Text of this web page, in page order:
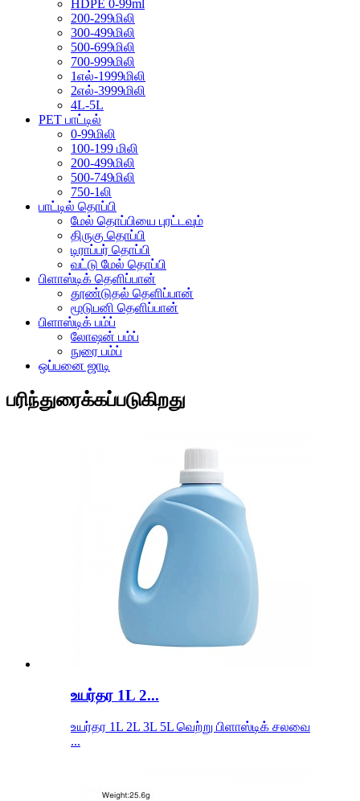
HDPE 0-99ml
200-299மிலி
300-499மிலி
500-699மிலி
700-999மிலி
1எல்-1999மிலி
2எல்-3999மிலி
4L-5L
PET பாட்டில்
0-99மிலி
100-199 மிலி
200-499மிலி
500-749மிலி
750-1லி
பாட்டில் தொப்பி
மேல் தொப்பியை புரட்டவும்
திருகு தொப்பி
டிராப்பர் தொப்பி
வட்டு மேல் தொப்பி
பிளாஸ்டிக் தெளிப்பான்
தூண்டுதல் தெளிப்பான்
மூடுபனி தெளிப்பான்
பிளாஸ்டிக் பம்ப்
லோஷன் பம்ப்
நுரை பம்ப்
ஒப்பனை ஜாடி
பரிந்துரைக்கப்படுகிறது
உயர்தர 1L 2...
உயர்தர 1L 2L 3L 5L வெற்று பிளாஸ்டிக் சலவை
...